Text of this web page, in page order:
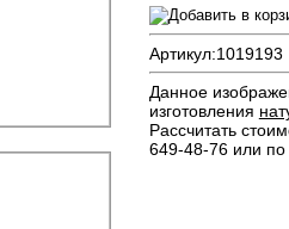
Артикул:1019193
Данное
изготовления
Рассчитать
649-48-76 или по